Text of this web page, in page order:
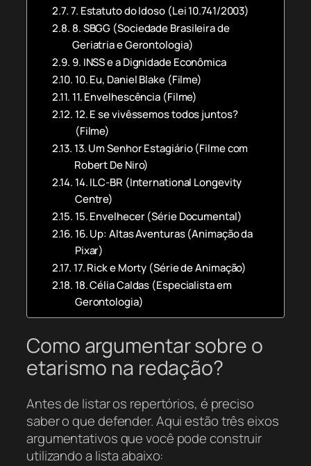
7. Estatuto do Idoso (Lei 10.741/2003)
8. SBGG (Sociedade Brasileira de
Geriatria e Gerontologia)
9. INSS e a Dignidade Econômica
10. Eu, Daniel Blake (Filme)
11. Envelhescência (Filme)
12. E se vivêssemos todos juntos?
(Filme)
13. Um Senhor Estagiário (Filme com
Robert De Niro)
14. ILC-BR (International Longevity
Centre)
15. Envelhecer (Série Documental)
16. Up: Altas Aventuras (Animação da
Pixar)
17. Rick e Morty (Série de Animação)
18. Célia Caldas (Especialista em
Gerontologia)
Como argumentar sobre o
etarismo na redação?
Antes de listar os repertórios, é preciso
saber o que defender. Aqui estão três eixos
argumentativos que você pode construir
utilizando a lista abaixo: